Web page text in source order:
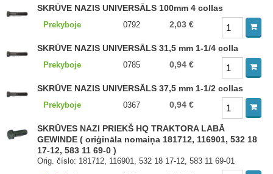
SKRŪVE NAZIS UNIVERSĀLS 100mm 4 collas
Prekyboje 0792 2,03 €
SKRŪVE NAZIS UNIVERSĀLS 31,5 mm 1-1/4 colla
Prekyboje 0785 0,94 €
SKRŪVE NAZIS UNIVERSĀLS 37,5 mm 1-1/2 collas
Prekyboje 0367 0,94 €
SKRŪVES NAZI PRIEKŠ HQ TRAKTORA LABĀ
GEWINDE ( oriģināla nomaiņa 181712, 116901, 532 18
17-12, 583 11 69-0 )
Orig. číslo: 181712, 116901, 532 18 17-12, 583 11 69-01